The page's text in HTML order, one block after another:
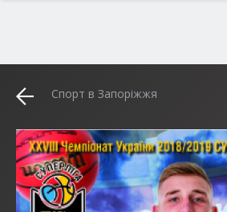
Спорт в Запоріжжя